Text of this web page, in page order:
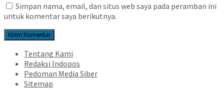
Simpan nama, email, dan situs web saya pada peramban ini
untuk komentar saya berikutnya.
Tentang Kami
Redaksi Indopos
Pedoman Media Siber
Sitemap